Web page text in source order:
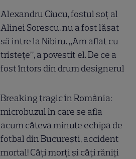
Alexandru Ciucu, fostul soț al
Alinei Sorescu, nu a fost lăsat
să intre la Nibiru. „Am aflat cu
tristețe”, a povestit el. De ce a
fost întors din drum designerul
Breaking tragic în România:
microbuzul în care se afla
acum câteva minute echipa de
fotbal din București, accident
mortal! Câți morți și câți răniți